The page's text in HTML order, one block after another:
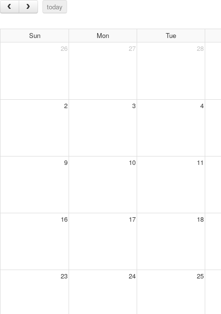
today
Sun Mon
Tue
26
27 28
2 3 4
9 10 11
16 17 18
23 24 25